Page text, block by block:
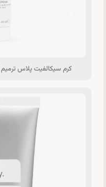
کرم سیکالفیت پلاس ترمیم